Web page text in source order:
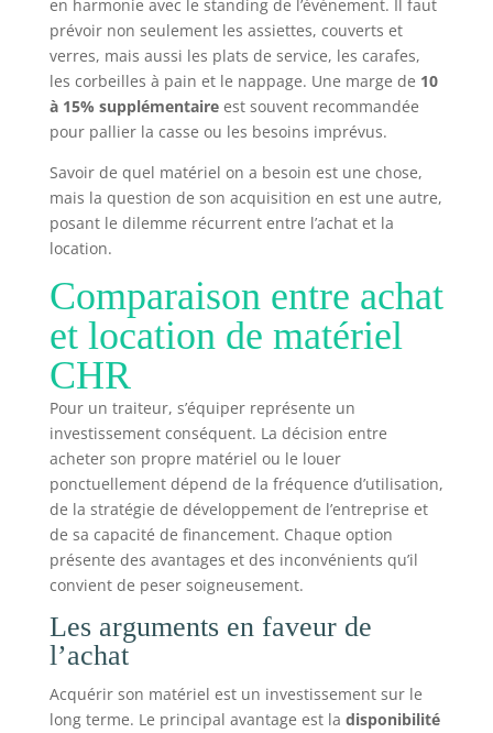
en harmonie avec le standing de l’événement. Il faut
prévoir non seulement les assiettes, couverts et
verres, mais aussi les plats de service, les carafes,
les corbeilles à pain et le nappage. Une marge de 10
à 15% supplémentaireest souvent recommandée
pour pallier la casse ou les besoins imprévus.
Savoir de quel matériel on a besoin est une chose,
mais la question de son acquisition en est une autre,
posant le dilemme récurrent entre l’achat et la
location.
Comparaison entre achat
et location de matériel
CHR
Pour un traiteur, s’équiper représente un
investissement conséquent. La décision entre
acheter son propre matériel ou le louer
ponctuellement dépend de la fréquence d’utilisation,
de la stratégie de développement de l’entreprise et
de sa capacité de financement. Chaque option
présente des avantages et des inconvénients qu’il
convient de peser soigneusement.
Les arguments en faveur de
l’achat
Acquérir son matériel est un investissement sur le
long terme. Le principal avantage est la disponibilité